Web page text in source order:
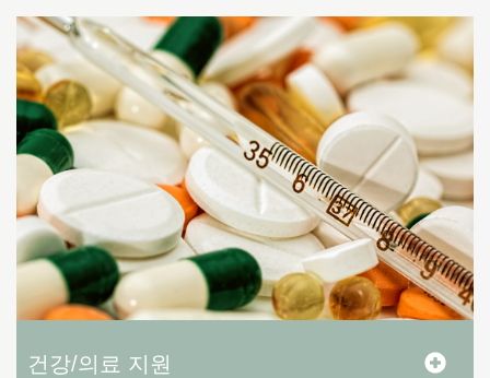
건강/의료 지원